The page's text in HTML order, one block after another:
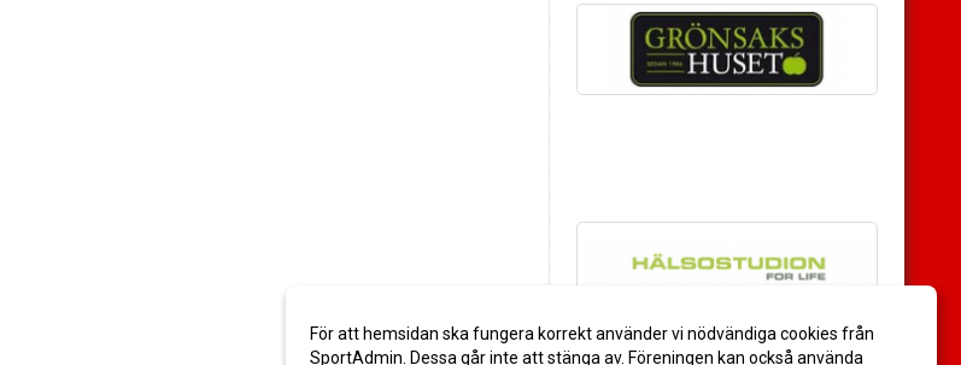
För att hemsidan ska fungera korrekt använder vi nödvändiga cookies från
SportAdmin. Dessa går inte att stänga av. Föreningen kan också använda